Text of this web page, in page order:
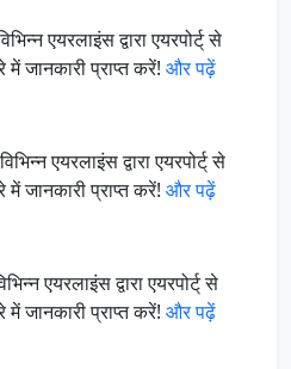
एयरलाइंस द्वारा एयरपोर्ट् से
जानकारी प्राप्त करें! और पढ़ें
एयरलाइंस द्वारा एयरपोर्ट् से
जानकारी प्राप्त करें! और पढ़ें
एयरलाइंस द्वारा एयरपोर्ट् से
जानकारी प्राप्त करें! और पढ़ें